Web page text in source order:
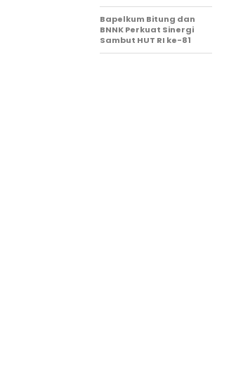
Bapelkum Bitung dan
BNNK Perkuat Sinergi
Sambut HUT RI ke-81